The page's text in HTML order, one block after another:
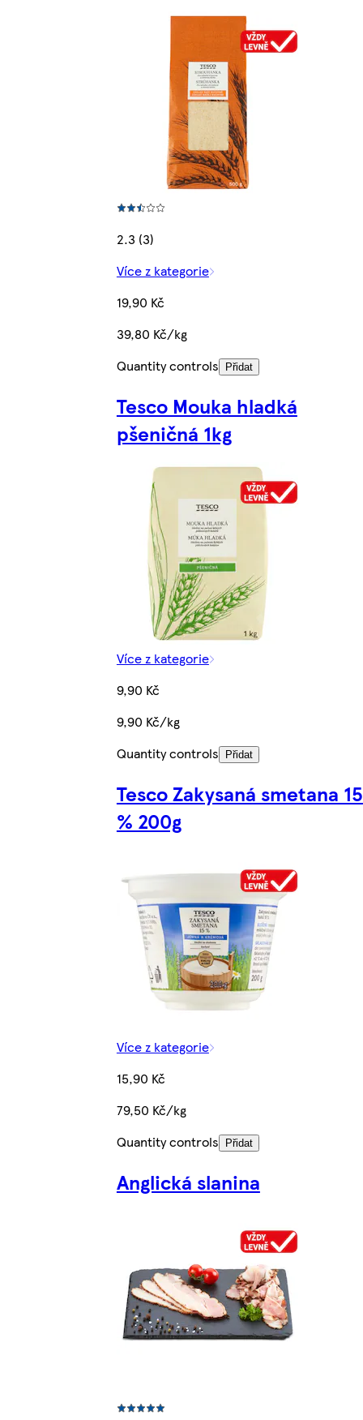
2.3 (3)
Více z kategorie
19,90 Kč
39,80 Kč/kg
Quantity controls
Přidat
Tesco Mouka hladká
pšeničná 1kg
Více z kategorie
9,90 Kč
9,90 Kč/kg
Quantity controls
Přidat
Tesco Zakysaná smetana 15
% 200g
Více z kategorie
15,90 Kč
79,50 Kč/kg
Quantity controls
Přidat
Anglická slanina